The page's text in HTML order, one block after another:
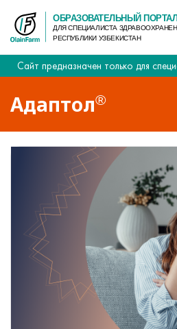
ОБРАЗОВАТЕЛЬНЫЙ ПОРТАЛ
ДЛЯ СПЕЦИАЛИСТА
РЕСПУБЛИКИ УЗБЕКИСТАН
Сайт предназначен только для
Адаптол®